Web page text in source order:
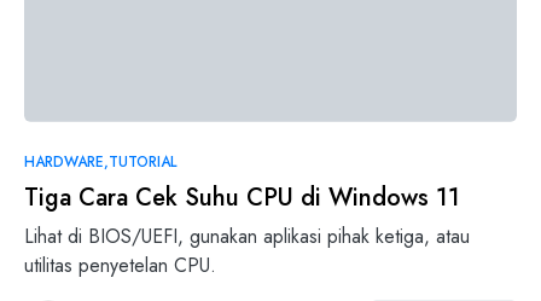
HARDWARE TUTORIAL
Tiga Cara Cek Suhu CPU di Windows 11
Lihat di BIOS/UEFI, gunakan aplikasi pihak ketiga, atau
utilitas penyetelan CPU.